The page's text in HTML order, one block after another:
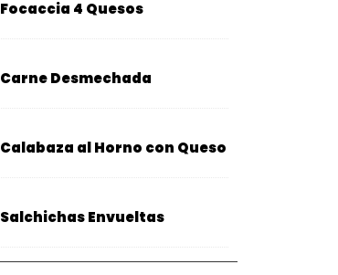
Focaccia 4 Quesos
Carne Desmechada
Calabaza al Horno con Queso
Salchichas Envueltas